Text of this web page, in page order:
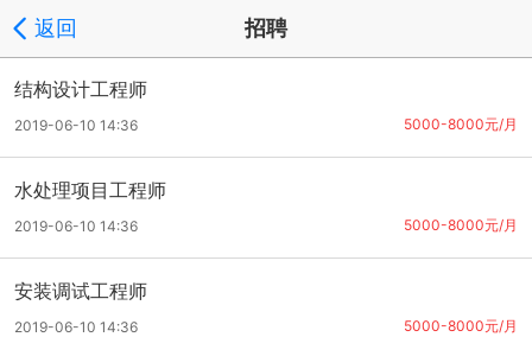
返回 招聘
结构设计工程师
5000-8000元/月
2019-06-10 14:36
水处理项目工程师
5000-8000元/月
2019-06-10 14:36
安装调试工程师
5000-8000元/月
2019-06-10 14:36